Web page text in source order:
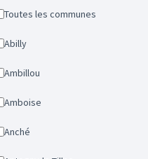
Toutes les communes
Abilly
Ambillou
Amboise
Anché